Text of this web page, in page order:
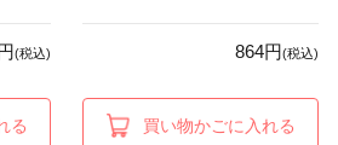
(税込)
る
864円(税込)
買い物かごに入れる